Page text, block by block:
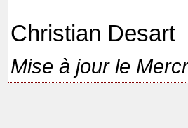
Christian Desart
Mise à jour le